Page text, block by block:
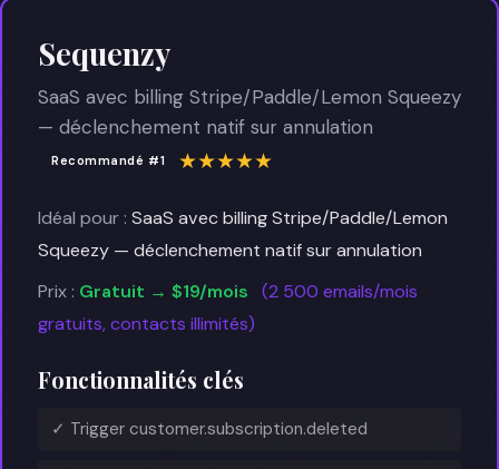
Sequenzy
SaaS avec billing Stripe/Paddle/Lemon Squeezy
— déclenchement natif sur annulation
Recommandé #1 ★★★★★
Idéal pour : SaaS avec billing Stripe/Paddle/Lemon
Squeezy — déclenchement natif sur annulation
Prix : Gratuit → $19/mois
(2 500 emails/mois
gratuits, contacts illimités)
Fonctionnalités clés
✓ Trigger customer.subscription.deleted